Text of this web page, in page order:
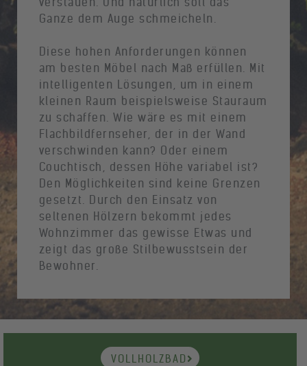
Ganze dem Auge schmeicheln.
Diese hohen Anforderungen können
am besten Möbel nach Maß erfüllen. Mit
intelligenten Lösungen, um in einem
kleinen Raum beispielsweise Stauraum
zu schaffen. Wie wäre es mit einem
Flachbildfernseher, der in der Wand
verschwinden kann? Oder einem
Couchtisch, dessen Höhe variabel ist?
Den Möglichkeiten sind keine Grenzen
gesetzt. Durch den Einsatz von
seltenen Hölzern bekommt jedes
Wohnzimmer das gewisse Etwas und
zeigt das große Stilbewusstsein der
Bewohner.
VOLLHOLZBAD